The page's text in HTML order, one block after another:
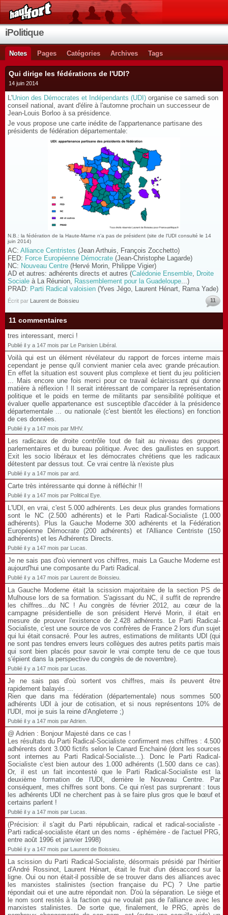
iPolitique
Notes Pages Catégories Archives Tags
Qui dirige les fédérations de l'UDI?
14 juin 2014
L'Union des Démocrates et Indépendants (UDI) organise ce samedi son
conseil national, avant d'élire à l'automne prochain un successeur de
Jean-Louis Borloo à sa présidence.
Je vous propose une carte inédite de l'appartenance partisane des
présidents de fédération départementale:
N.B.: la fédération de la Haute-Marne n'a pas de président (site de l'UDI consulté le 14
juin 2014)
AC: Alliance Centristes (Jean Arthuis, François Zocchetto)
FED: Force Européenne Démocrate (Jean-Christophe Lagarde)
NC: Nouveau Centre (Hervé Morin, Philippe Vigier)
AD et autres: adhérents directs et autres (Calédonie Ensemble, Droite
Sociale à La Réunion, Rassemblement pour la Guadeloupe...)
PRAD: Parti Radical valoisien (Yves Jégo, Laurent Hénart, Rama Yade)
Écrit par Laurent de Boissieu 11
11 commentaires
tres interessant, merci !
Publié il y a 147 mois par Le Parisien Libéral.
Voilà qui est un élément révélateur du rapport de forces interne mais
cependant je pense qu'il convient manier cela avec grande précaution.
En effet la situation est souvent plus complexe et tient du jeu politicien
... Mais encore une fois merci pour ce travail éclaircissant qui donne
matière à réflexion ! Il serait intéressant de comparer la représentation
politique et le poids en terme de militants par sensibilité politique et
évaluer quelle appartenance est susceptible d'accéder à la présidence
départementale ... ou nationale (c'est bientôt les élections) en fonction
de ces données.
Publié il y a 147 mois par MHV.
Les radicaux de droite contrôle tout de fait au niveau des groupes
parlementaires et du bureau politique. Avec des gaullistes en support.
Exit les socio libéraux et les démocrates chrétiens que les radicaux
détestent par dessus tout. Ce vrai centre là n'existe plus
Publié il y a 147 mois par ard.
Carte très intéressante qui donne à réfléchir !!
Publié il y a 147 mois par Political Eye.
L'UDI, en vrai, c'est 5.000 adhérents. Les deux plus grandes formations
sont le NC (2.500 adhérents) et le Parti Radical-Socialiste (1.000
adhérents). Plus la Gauche Moderne 300 adhérents et la Fédération
Européenne Démocrate (200 adhérents) et l'Alliance Centriste (150
adhérents) et les Adhérents Directs.
Publié il y a 147 mois par Lucas.
Je ne sais pas d'où viennent vos chiffres, mais La Gauche Moderne est
aujourd'hui une composante du Parti Radical.
Publié il y a 147 mois par Laurent de Boissieu.
La Gauche Moderne était la scission majoritaire de la section PS de
Mulhouse lors de sa formation. S'agissant du NC, il suffit de reprendre
les chiffres...du NC ! Au congrès de février 2012, au cœur de la
campagne présidentielle de son président Hervé Morin, il était en
mesure de prouver l'existence de 2.428 adhérents. Le Parti Radical-
Socialiste, c'est une source de vos confrères de France 2 lors d'un sujet
qui lui était consacré. Pour les autres, estimations de militants UDI (qui
ne sont pas tendres envers leurs collègues des autres petits partis mais
qui sont bien placés pour savoir le vrai compte tenu de ce que tous
s'épient dans la perspective du congrès de de novembre).
Publié il y a 147 mois par Lucas.
Je ne sais pas d'où sortent vos chiffres, mais ils peuvent être
rapidement balayés ...
Rien que dans ma fédération (départementale) nous sommes 500
adhérents UDI à jour de cotisation, et si nous représentons 10% de
l'UDI, moi je suis la reine d'Angleterre ;)
Publié il y a 147 mois par Adrien.
@ Adrien : Bonjour Majesté dans ce cas !
Les résultats du Parti Radical-Socialiste confirment mes chiffres : 4.500
adhérents dont 3.000 fictifs selon le Canard Enchainé (dont les sources
sont internes au Parti Radical-Socialiste...). Donc le Parti Radical-
Socialiste c'est bien autour des 1.000 adhérents (1.500 dans ce cas).
Or, il est un fait incontesté que le Parti Radical-Socialiste est la
deuxième formation de l'UDI, derrière le Nouveau Centre. Par
conséquent, mes chiffres sont bons. Ce qui n'est pas surprenant : tous
les adhérents UDI ne cherchent pas à se faire plus gros que le bœuf et
certains parlent !
Publié il y a 147 mois par Lucas.
(Précision: il s'agit du Parti républicain, radical et radical-socialiste -
Parti radical-socialiste étant un des noms - éphémère - de l'actuel PRG,
entre août 1996 et janvier 1998)
Publié il y a 147 mois par Laurent de Boissieu.
La scission du Parti Radical-Socialiste, désormais présidé par l'héritier
d'André Rossinot, Laurent Hénart, était le fruit d'un désaccord sur la
ligne. Oui ou non était-il possible de se trouver dans des alliances avec
les marxistes stalinistes (section française du PC) ? Une partie
répondait oui et une autre répondait non. D'où la séparation. Le siège et
le nom sont restés à la faction qui ne voulait pas de l'alliance avec les
marxistes stalinistes. De sorte que, finalement, le PRG, après de